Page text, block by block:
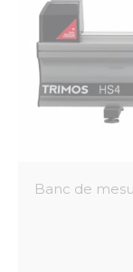
Banc de